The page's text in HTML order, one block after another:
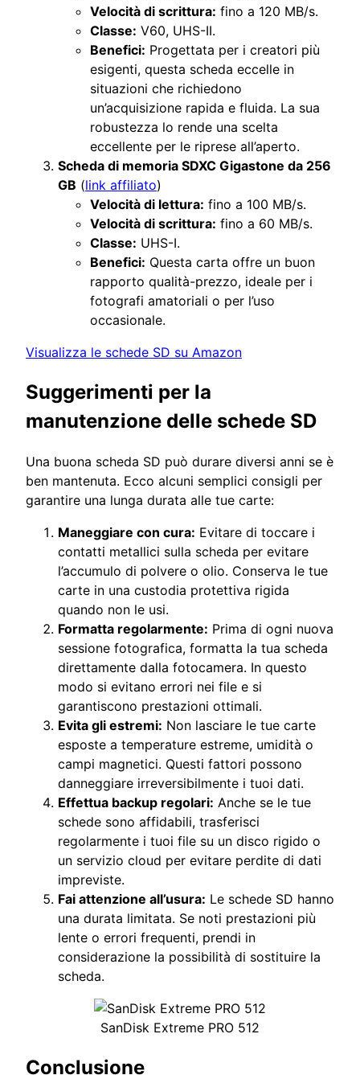
Velocità di scrittura: fino a 120 MB/s.
Classe: V60, UHS-II.
Benefici: Progettata per i creatori più
esigenti, questa scheda eccelle in
situazioni che richiedono
un’acquisizione rapida e fluida. La sua
robustezza lo rende una scelta
eccellente per le riprese all’aperto.
Scheda di memoria SDXC Gigastone da 256
GB (link affiliato)
Velocità di lettura: fino a 100 MB/s.
Velocità di scrittura: fino a 60 MB/s.
Classe: UHS-I.
Benefici: Questa carta offre un buon
rapporto qualità-prezzo, ideale per i
fotografi amatoriali o per l’uso
occasionale.
Visualizza le schede SD su Amazon
Suggerimenti per la
manutenzione delle schede SD
Una buona scheda SD può durare diversi anni se è
ben mantenuta. Ecco alcuni semplici consigli per
garantire una lunga durata alle tue carte:
Maneggiare con cura: Evitare di toccare i
contatti metallici sulla scheda per evitare
l’accumulo di polvere o olio. Conserva le tue
carte in una custodia protettiva rigida
quando non le usi.
Formatta regolarmente: Prima di ogni nuova
sessione fotografica, formatta la tua scheda
direttamente dalla fotocamera. In questo
modo si evitano errori nei file e si
garantiscono prestazioni ottimali.
Evita gli estremi: Non lasciare le tue carte
esposte a temperature estreme, umidità o
campi magnetici. Questi fattori possono
danneggiare irreversibilmente i tuoi dati.
Effettua backup regolari: Anche se le tue
schede sono affidabili, trasferisci
regolarmente i tuoi file su un disco rigido o
un servizio cloud per evitare perdite di dati
impreviste.
Fai attenzione all’usura: Le schede SD hanno
una durata limitata. Se noti prestazioni più
lente o errori frequenti, prendi in
considerazione la possibilità di sostituire la
scheda.
SanDisk Extreme PRO 512
Conclusione